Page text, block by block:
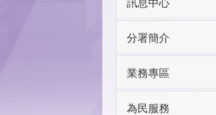
訊息中心
分署簡介
業務專區
為民服務